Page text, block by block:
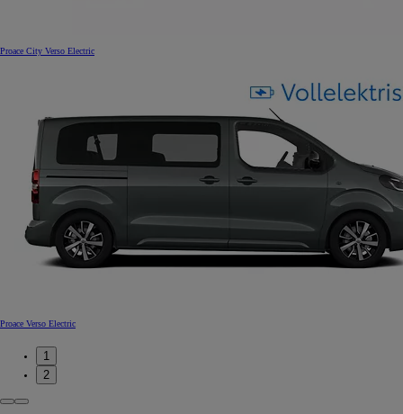
Proace City Verso Electric
Proace Verso Electric
1
2